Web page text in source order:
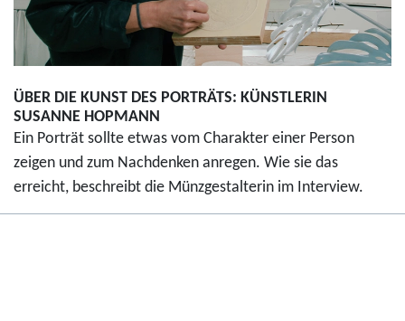
ÜBER DIE KUNST DES PORTRÄTS: KÜNSTLERIN
SUSANNE HOPMANN
Ein Porträt sollte etwas vom Charakter einer Person
zeigen und zum Nachdenken anregen. Wie sie das
erreicht, beschreibt die Münzgestalterin im Interview.